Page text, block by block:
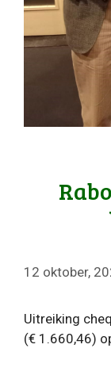
12 oktober,
Uitreiking
(€ 1.660,46)